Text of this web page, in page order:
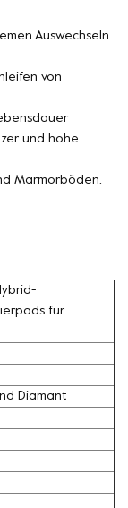
Auswechseln
von
und hohe
Marmorböden.
für
Diamant